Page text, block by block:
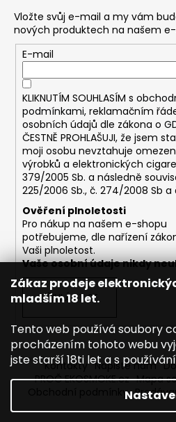
Zákaz prodeje
mladším 18 let.
Tento web používá soubory
procházením tohoto webu
jste starší 18ti let a s
Vložte svůj e-mail a my vám
nových produktech na našem
E-mail
KLIKNUTÍM SOUHLASÍM s
podmínkami, reklamačním
osobních údajů dle zákona o
ČESTNĚ PROHLAŠUJI, že jsem
moji osobu nevztahuje
výrobků a elektronických
379/2005 Sb. a následně
225/2006 Sb., č. 274/2008 Sb a
Ověření plnoletosti
Pro nákup na našem e-shopu
potřebujeme, dle nařízení
Vaši plnoletost.
Vaše osobní údaje nikdy
PŘIHLÁSIT SE
Kontakty Napište nám
PROČ EKOSMOKE.cz Mapa
Obchodní podmínky